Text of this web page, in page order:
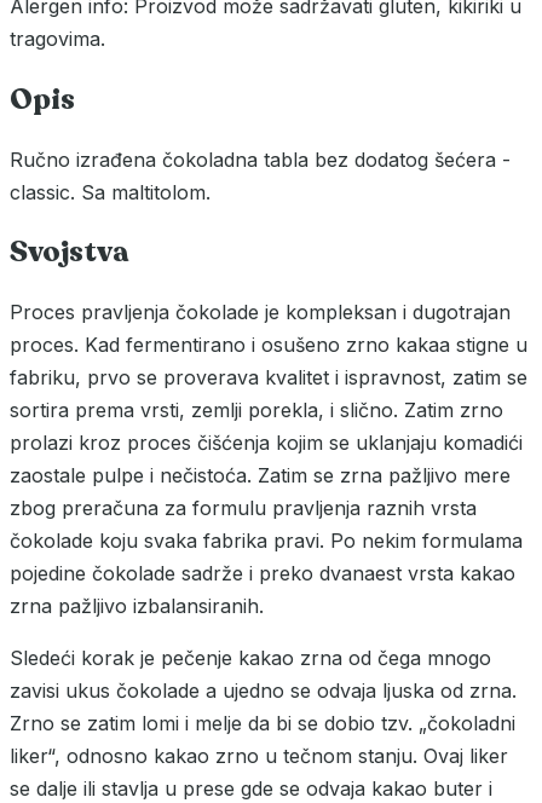
Alergen info: Proizvod može sadržavati gluten, kikiriki u
tragovima.
Opis
Ručno izrađena čokoladna tabla bez dodatog šećera -
classic. Sa maltitolom.
Svojstva
Proces pravljenja čokolade je kompleksan i dugotrajan
proces. Kad fermentirano i osušeno zrno kakaa stigne u
fabriku, prvo se proverava kvalitet i ispravnost, zatim se
sortira prema vrsti, zemlji porekla, i slično. Zatim zrno
prolazi kroz proces čišćenja kojim se uklanjaju komadići
zaostale pulpe i nečistoća. Zatim se zrna pažljivo mere
zbog preračuna za formulu pravljenja raznih vrsta
čokolade koju svaka fabrika pravi. Po nekim formulama
pojedine čokolade sadrže i preko dvanaest vrsta kakao
zrna pažljivo izbalansiranih.
Sledeći korak je pečenje kakao zrna od čega mnogo
zavisi ukus čokolade a ujedno se odvaja ljuska od zrna.
Zrno se zatim lomi i melje da bi se dobio tzv. „čokoladni
liker“, odnosno kakao zrno u tečnom stanju. Ovaj liker
se dalje ili stavlja u prese gde se odvaja kakao buter i